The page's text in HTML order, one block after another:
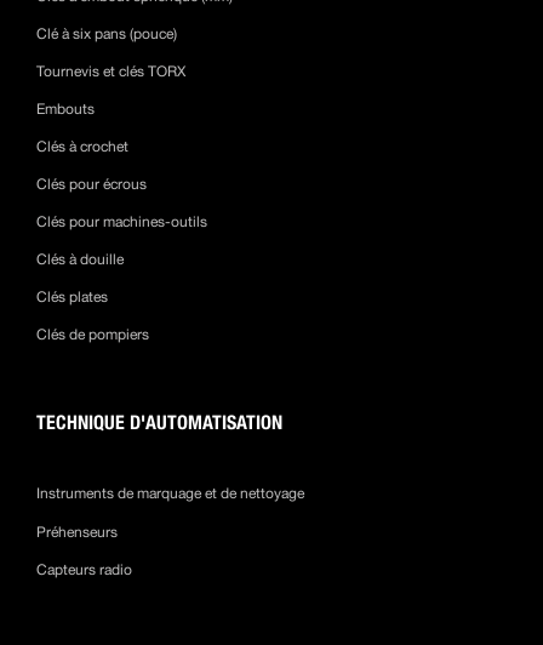
Clé à six pans (pouce)
Tournevis et clés TORX
Embouts
Clés à crochet
Clés pour écrous
Clés pour machines-outils
Clés à douille
Clés plates
Clés de pompiers
TECHNIQUE D'AUTOMATISATION
Instruments de marquage et de nettoyage
Préhenseurs
Capteurs radio